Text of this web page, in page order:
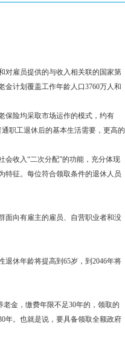
对雇员提供的与收入相关联的国家第
金计划覆盖工作年龄人口3760万人和
保险均采取市场运作的模式，约有
职工退休后的基本生活需要，更高的
会收入“二次分配”的功能，充分体现
特征。每位符合领取条件的退休人员
面向有雇主的雇员、自营职业者和没
退休年龄将提高到65岁，到2046年将
老金，缴费年限不足30年的，领取的
年。也就是说，要具备领取全额政府